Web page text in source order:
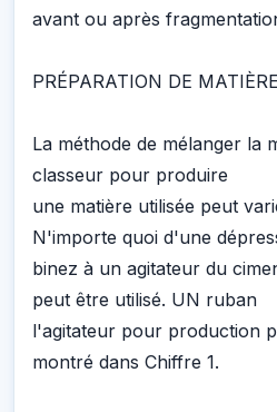
avant ou après
PRÉPARATION DE
La méthode de mélanger la
classeur pour produire
une matière utilisée peut
N'importe quoi d'une
binez à un agitateur du
peut être utilisé. UN ruban
l'agitateur pour production
montré dans Chiffre 1.